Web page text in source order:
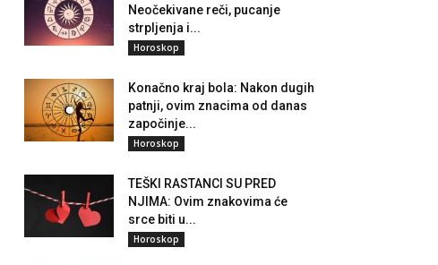
Neočekivane reči, pucanje
strpljenja i...
Horoskop
Konačno kraj bola: Nakon dugih
patnji, ovim znacima od danas
započinje...
Horoskop
TEŠKI RASTANCI SU PRED
NJIMA: Ovim znakovima će
srce biti u...
Horoskop